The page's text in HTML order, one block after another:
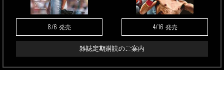
8/6 発売 4/16 発売
雑誌定期購読のご案内